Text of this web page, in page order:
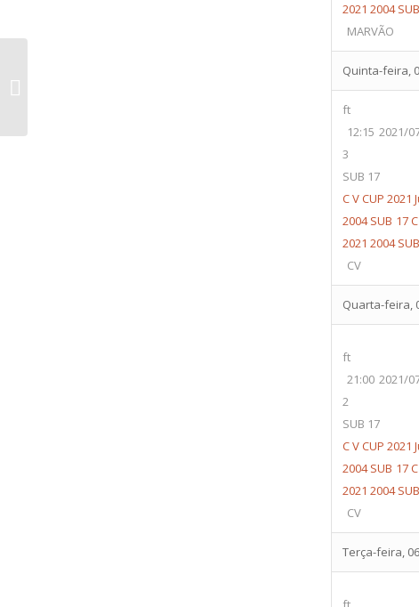
2021 2004
MARVÃO
Quinta-feira,
ft
2021/
12:15
3
SUB 17
C V CUP 2021
2004 SUB 17
2021 2004
CV
Quarta-feira,
ft
2021/
21:00
2
SUB 17
C V CUP 2021
2004 SUB 17
2021 2004
CV
Terça-feira,